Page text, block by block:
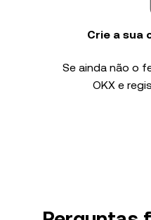
Crie a sua
Se ainda não o
OKX e